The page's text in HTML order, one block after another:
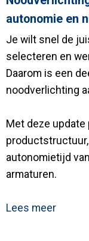
Contact
autonomie en
Je wilt snel de
selecteren en
Daarom is een
noodverlichting
Met deze
autonomietijd
armaturen.
Lees meer